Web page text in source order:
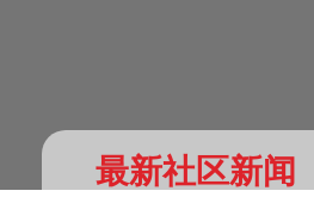
最新社区新闻